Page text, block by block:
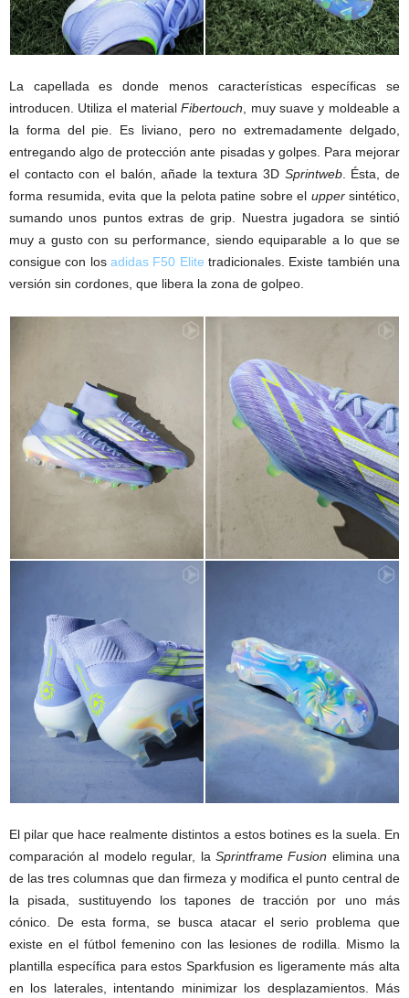
La capellada es donde menos características específicas se
introducen. Utiliza el materialFibertouch, muy suave y moldeable a
la forma del pie. Es liviano, pero no extremadamente delgado,
entregando algo de protección ante pisadas y golpes. Para mejorar
el contacto con el balón, añade la textura 3D Sprintweb. Ésta, de
forma resumida, evita que la pelota patine sobre el uppersintético,
sumando unos puntos extras de grip. Nuestra jugadora se sintió
muy a gusto con su performance, siendo equiparable a lo que se
consigue con los adidas F50 Elite tradicionales. Existe también una
versión sin cordones, que libera la zona de golpeo.
El pilar que hace realmente distintos a estos botines es la suela. En
comparación al modelo regular, la Sprintframe Fusion elimina una
de las tres columnas que dan firmeza y modifica el punto central de
la pisada, sustituyendo los tapones de tracción por uno más
cónico. De esta forma, se busca atacar el serio problema que
existe en el fútbol femenino con las lesiones de rodilla. Mismo la
plantilla específica para estos Sparkfusion es ligeramente más alta
en los laterales, intentando minimizar los desplazamientos. Más